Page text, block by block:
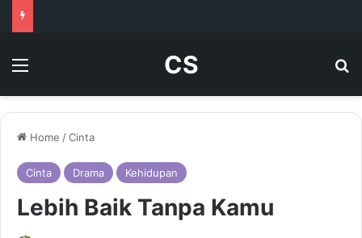
Menu CS
Home /Cinta
Cinta Drama Kehidupan
Lebih Baik Tanpa Kamu